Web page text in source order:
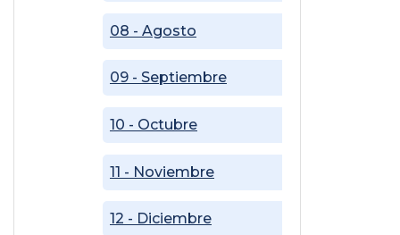
08 - Agosto
09 - Septiembre
10 - Octubre
11 - Noviembre
12 - Diciembre